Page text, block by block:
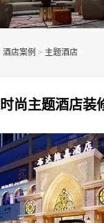
酒店案例 > 主题酒店
尚主题酒店装